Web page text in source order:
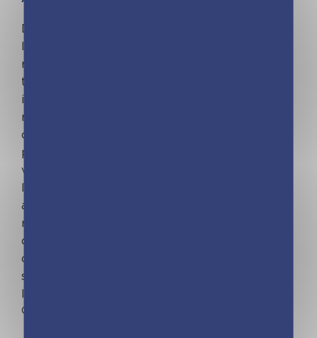
Découvre le pouvoir des pierres avec le lapis-
lazuli ! Ta pierre unique et naturelle est
reconnue pour t’apporter du courage dans
toutes les situations, faire grandir ton
imagination ou encore t’aider à faire de jolis
rêves. Grâce à ton livret et aux activités
créatives, tu sauras tout sur la magie des
pierres ! Ce coffret contient : – 1 pierre
véritable lapis-lazuli, unique et naturelle ; – 1
livret explicatif ; – 1 fiche d’identité de ta pierre
avec ses vertus ; – 1 fleur de vie à colorier pour
recharger le pouvoir de ta pierre ; – 1 mandala à
colorier ; – 1 socle à construire ; – 1 sachet en
organza pour ranger ta pierre. Contenu rédigé
spécialement pour les enfants par une
lithothérapeute diplômée.
Out of stock